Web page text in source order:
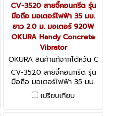
CV-3520 สายจี้คอนกรีต รุ่น
มือถือ มอเตอร์ไฟฟ้า 35 มม.
ยาว 2.0 ม. มอเตอร์ 920W
OKURA Handy Concrete
Vibrator
OKURA สินค้าแท้จากไต้หวัน C
V-3520
CV-3520 สายจี้คอนกรีต รุ่น
มือถือ มอเตอร์ไฟฟ้า 35 มม.
ยาว 2.0 ม. มอเตอร์ 920W
OKURA Handy Concrete
Vibrator
เปรียบเทียบ